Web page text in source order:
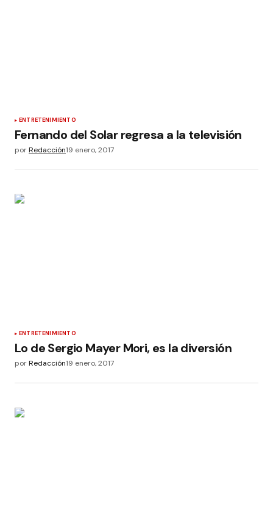
ENTRETENIMIENTO
Fernando del Solar regresa a la televisión
porRedacción19 enero, 2017
ENTRETENIMIENTO
Lo de Sergio Mayer Mori, es la diversión
porRedacción19 enero, 2017